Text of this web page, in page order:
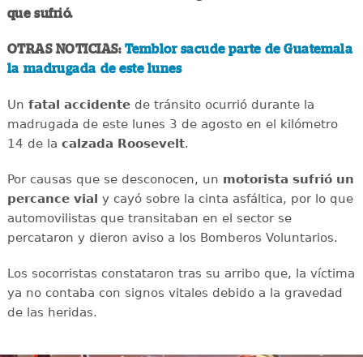
que sufrió.
OTRAS NOTICIAS: Temblor sacude parte de Guatemala
la madrugada de este lunes
Un fatal accidentede tránsito ocurrió durante la
madrugada de este lunes 3 de agosto en el kilómetro
14 de la calzada Roosevelt.
Por causas que se desconocen, un motorista sufrió un
percance vial y cayó sobre la cinta asfáltica, por lo que
automovilistas que transitaban en el sector se
percataron y dieron aviso a los Bomberos Voluntarios.
Los socorristas constataron tras su arribo que, la víctima
ya no contaba con signos vitales debido a la gravedad
de las heridas.